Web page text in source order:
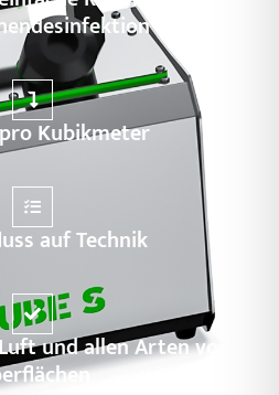
Kubikmeter
auf Technik
und allen Arten von